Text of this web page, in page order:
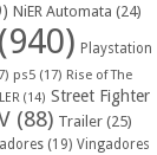
NiER Automata (24)
(940) Playstation
ps5(17) Rise of The
(14) Street Fighter
(88) Trailer(25)
(19) Vingadores